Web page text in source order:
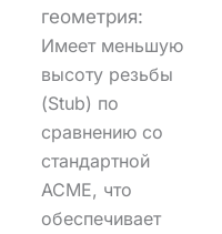
геометрия:
Имеет меньшую
высоту резьбы
(Stub) по
сравнению со
стандартной
ACME, что
обеспечивает